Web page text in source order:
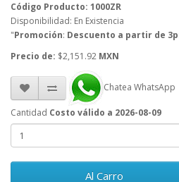
Código Producto: 1000ZR
Disponibilidad: En Existencia
"Promoción: Descuento a partir de
Precio de: $2,151.92 MXN
Chatea WhatsApp
Cantidad Costo válido a 2026-08-09
Al Carro